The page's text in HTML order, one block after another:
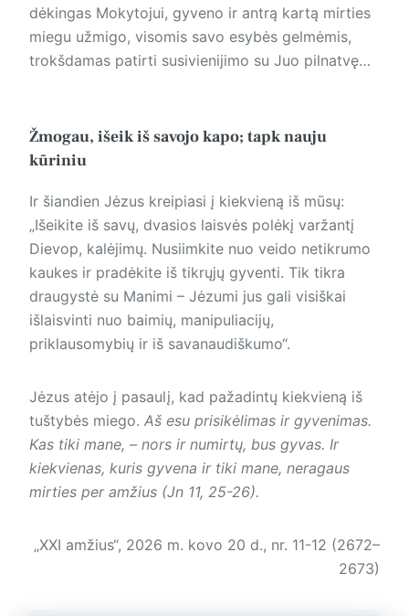
dėkingas Mokytojui, gyveno ir antrą kartą mirties
miegu užmigo, visomis savo esybės gelmėmis,
trokšdamas patirti susivienijimo su Juo pilnatvę…
Žmogau, išeik iš savojo kapo; tapk nauju
kūriniu
Ir šiandien Jėzus kreipiasi į kiekvieną iš mūsų:
„Išeikite iš savų, dvasios laisvės polėkį varžantį
Dievop, kalėjimų. Nusiimkite nuo veido netikrumo
kaukes ir pradėkite iš tikrųjų gyventi. Tik tikra
draugystė su Manimi – Jėzumi jus gali visiškai
išlaisvinti nuo baimių, manipuliacijų,
priklausomybių ir iš savanaudiškumo“.
Jėzus atėjo į pasaulį, kad pažadintų kiekvieną iš
tuštybės miego. Aš esu prisikėlimas ir gyvenimas.
Kas tiki mane, – nors ir numirtų, bus gyvas. Ir
kiekvienas, kuris gyvena ir tiki mane, neragaus
mirties per amžius (Jn 11, 25-26).
„XXI amžius“, 2026 m. kovo 20 d., nr. 11-12 (2672–
2673)